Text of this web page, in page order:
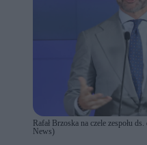
Rafał Brzoska na czele zespołu
News)